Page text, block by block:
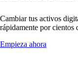
Cambiar tus activos
rápidamente por cientos
Empieza ahora